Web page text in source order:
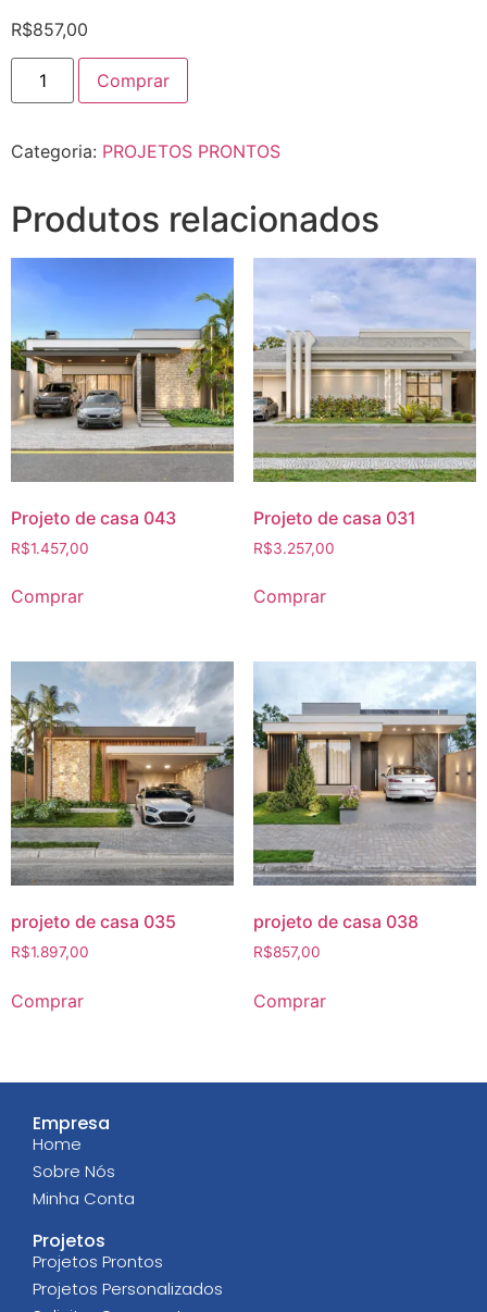
R$857,00
Comprar
Categoria: PROJETOS PRONTOS
Produtos relacionados
Projeto de casa 043
R$1.457,00
Comprar
Projeto de casa 031
R$3.257,00
Comprar
projeto de casa 035
R$1.897,00
Comprar
projeto de casa 038
R$857,00
Comprar
Projetos
Projetos Prontos
Projetos Personalizados
Empresa
Home
Sobre Nós
Minha Conta